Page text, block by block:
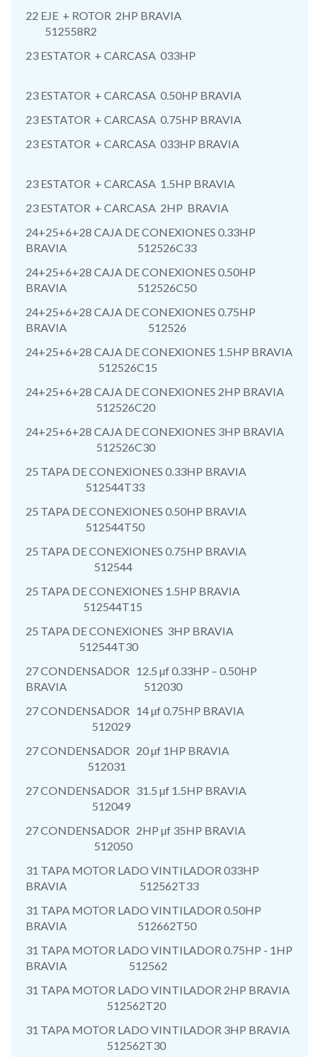
22 EJE + ROTOR 2HP BRAVIA
512558R2
23 ESTATOR + CARCASA 033HP
23 ESTATOR + CARCASA 0.50HP BRAVIA
23 ESTATOR + CARCASA 0.75HP BRAVIA
23 ESTATOR + CARCASA 033HP BRAVIA
23 ESTATOR + CARCASA 1.5HP BRAVIA
23 ESTATOR + CARCASA 2HP BRAVIA
24+25+6+28 CAJA DE CONEXIONES 0.33HP
BRAVIA 512526C33
24+25+6+28 CAJA DE CONEXIONES 0.50HP
BRAVIA 512526C50
24+25+6+28 CAJA DE CONEXIONES 0.75HP
BRAVIA 512526
24+25+6+28 CAJA DE CONEXIONES 1.5HP BRAVIA
512526C15
24+25+6+28 CAJA DE CONEXIONES 2HP BRAVIA
512526C20
24+25+6+28 CAJA DE CONEXIONES 3HP BRAVIA
512526C30
25 TAPA DE CONEXIONES 0.33HP BRAVIA
512544T33
25 TAPA DE CONEXIONES 0.50HP BRAVIA
512544T50
25 TAPA DE CONEXIONES 0.75HP BRAVIA
512544
25 TAPA DE CONEXIONES 1.5HP BRAVIA
512544T15
25 TAPA DE CONEXIONES 3HP BRAVIA
512544T30
27 CONDENSADOR 12.5 µf 0.33HP – 0.50HP
BRAVIA 512030
27 CONDENSADOR 14 µf 0.75HP BRAVIA
512029
27 CONDENSADOR 20 µf 1HP BRAVIA
512031
27 CONDENSADOR 31.5 µf 1.5HP BRAVIA
512049
27 CONDENSADOR 2HP µf 35HP BRAVIA
512050
31 TAPA MOTOR LADO VINTILADOR 033HP
BRAVIA 512562T33
31 TAPA MOTOR LADO VINTILADOR 0.50HP
BRAVIA 512662T50
31 TAPA MOTOR LADO VINTILADOR 0.75HP - 1HP
BRAVIA 512562
31 TAPA MOTOR LADO VINTILADOR 2HP BRAVIA
512562T20
31 TAPA MOTOR LADO VINTILADOR 3HP BRAVIA
512562T30